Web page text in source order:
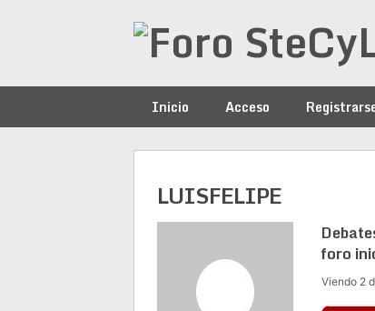
Inicio Acceso
LUISFELIPE
foro
Viendo 2